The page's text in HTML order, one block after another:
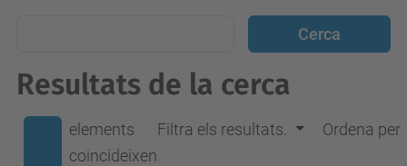
Resultats de la cerca
elements
coincideixen
Filtra els resultats. Ordena per